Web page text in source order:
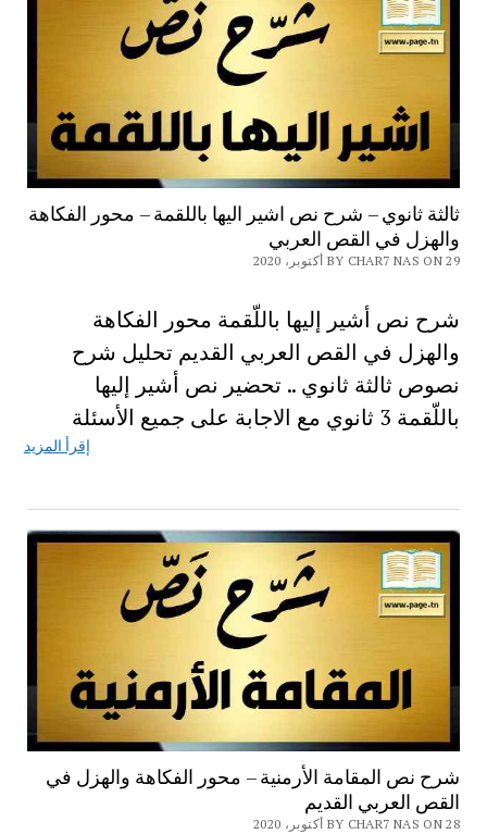
ثالثة ثانوي – شرح نص اشير اليها باللقمة – محور الفكاهة
والهزل في القص العربي
BY CHAR7 NAS ON 29 أكتوبر، 2020
شرح نص أشير إليها باللّقمة محور الفكاهة
والهزل في القص العربي القديم تحليل شرح
نصوص ثالثة ثانوي .. تحضير نص أشير إليها
باللّقمة 3 ثانوي مع الاجابة على جميع الأسئلة
إقرأ المزيد
شرح نص المقامة الأرمنية – محور الفكاهة والهزل في
القص العربي القديم
BY CHAR7 NAS ON 28 أكتوبر، 2020